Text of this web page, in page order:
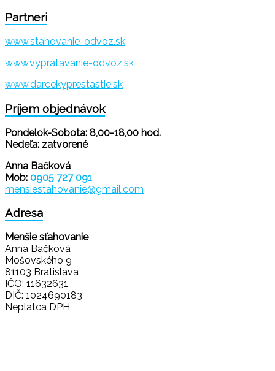
Partneri
www.stahovanie-odvoz.sk
www.vypratavanie-odvoz.sk
www.darcekyprestastie.sk
Príjem objednávok
Pondelok-Sobota: 8,00-18,00 hod.
Nedeľa: zatvorené
Anna Bačková
Mob: 0905 727 091
mensiestahovanie@gmail.com
Adresa
Menšie sťahovanie
Anna Bačková
Mošovského 9
81103 Bratislava
IČO: 11632631
DIČ: 1024690183
Neplatca DPH